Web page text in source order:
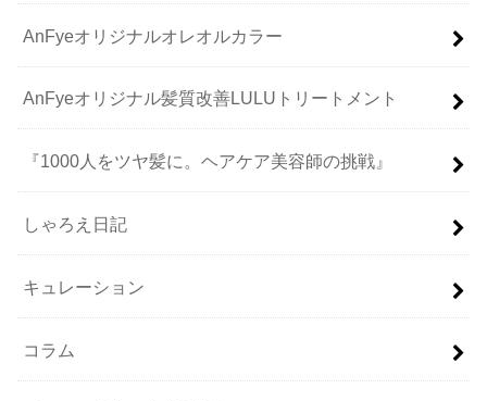
AnFyeオリジナルオレオルカラー
AnFyeオリジナル髪質改善LULUトリートメント
『1000人をツヤ髪に。ヘアケア美容師の挑戦』
しゃろえ日記
キュレーション
コラム